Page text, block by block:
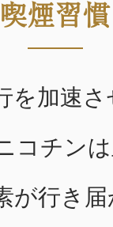
喫煙習慣
を加速
コチン
が行き